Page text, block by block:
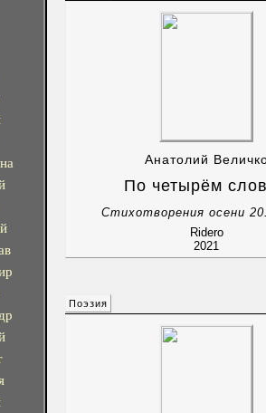
Анатолий
По четырём
Стихотворения осени
Ridero
2021
Поэзия